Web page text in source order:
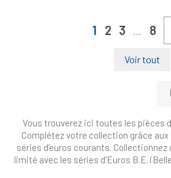
1 2 3 … 8
Voir tout
Vous trouverez ici toutes les pièces
Complétez votre collection grâce aux
séries d’euros courants.
limité avec les séries d’Euros B.E.